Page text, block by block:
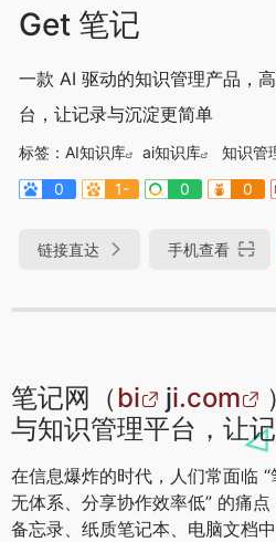
Get 笔记
一款 AI 驱动的知识管理产品，
台，让记录与沉淀更简单
标签： AI知识库 ai知识库 知识管
0
1- 0 0
链接直达 手机查看
笔记网（bi ji.com
与知识管理平台，让
在信息爆炸的时代，人们常面临
无体系、分享协作效率低” 的痛
备忘录、纸质笔记本、电脑文档